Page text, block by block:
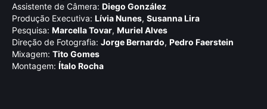
Assistente de Câmera: Diego González
Produção Executiva: Lí­via Nunes, Susanna Lira
Pesquisa: Marcella Tovar, Muriel Alves
Direção de Fotografia: Jorge Bernardo, Pedro Faerstein
Mixagem: Tito Gomes
Montagem: Ítalo Rocha